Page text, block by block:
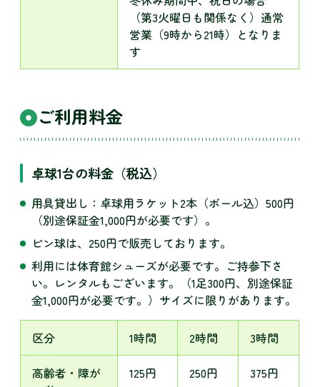
（第3火曜日も関係なく）通常
営業（9時から21時）となりま
す
ご利用料金
卓球1台の料金（税込）
用具貸出し：卓球用ラケット2本（ボール込）500円
（別途保証金1,000円が必要です）。
ピン球は、250円で販売しております。
利用には体育館シューズが必要です。ご持参下さ
い。レンタルもございます。（1足300円、別途保証
金1,000円が必要です。）サイズに限りがあります。
区分 1時間 2時間 3時間
高齢者・障が
125円 250円 375円